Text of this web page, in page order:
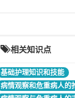
相关知识点
基础护理知识和技能
病情观察和危重病人的